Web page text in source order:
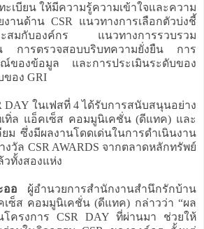
ะเบียน ให้มีความรู้ความเข้าใจและความ
งานด้าน CSR แนวทางการเลือกตัวบ่งชี้
าะสมกับองค์กร แนวทางการรวบรวม
น การตรวจสอบบริบทความยั่งยืน การ
ของข้อมูล และการประเมินระดับของ
ของ GRI
DAY ในเฟสที่ 4 ได้รับการสนับสนุนอย่าง
ทิ่ล แอ็คเซ็ส คอมมูนิเคชั่น (ดีแทค) และ
ม ซึ่งมีผลงานโดดเด่นในการดำเนินงาน
งวัล CSR AWARDS จากตลาดหลักทรัพย์
วทั้งสองแห่ง
ออ ผู้อำนวยการสำนักงานสำนึกรักบ้าน
เซ็ส คอมมูนิเคชั่น (ดีแทค) กล่าวว่า “ผล
โครงการ CSR DAY ที่ผ่านมา ช่วยให้